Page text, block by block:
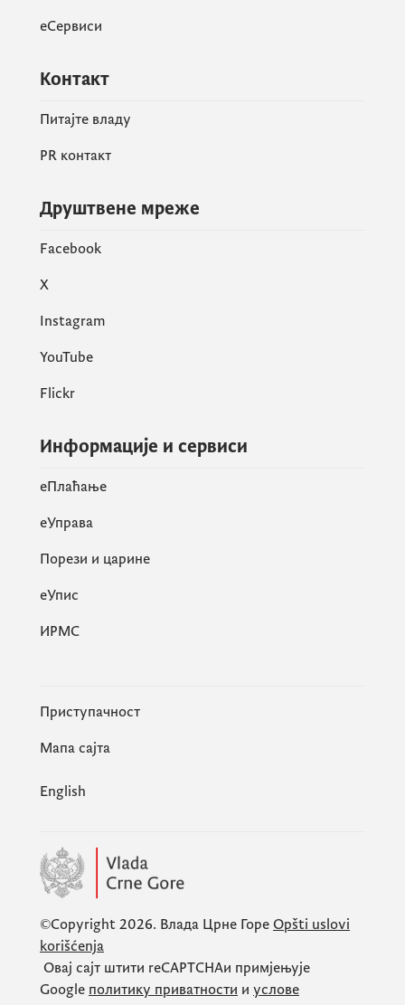
еСервиси
Контакт
Питајте владу
PR контакт
Друштвене мреже
Facebook
X
Instagram
YouTube
Flickr
Информације и сервиси
eПлаћање
еУправа
Порези и царине
eУпис
ИРМС
Приступачност
Мапа сајта
English
©Copyright 2026. Влада Црне Горе Opšti uslovi
korišćenja
Овај сајт штити reCAPTCHAи примјењује
Google политику приватности и услове